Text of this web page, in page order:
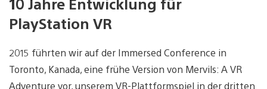
PlayStation VR
2015 führten wir auf der Immersed Conference in
Toronto, Kanada, eine frühe Version von Mervils: A VR
Adventure vor, unserem VR-Plattformspiel in der dritten